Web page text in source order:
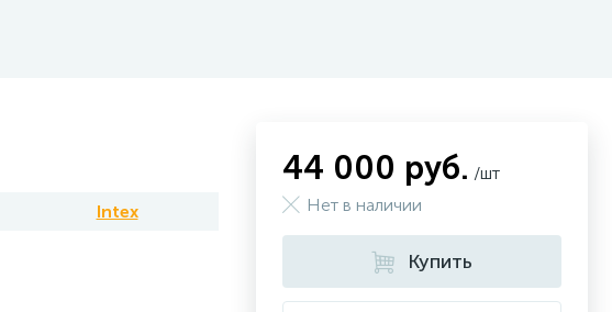
Intex
44 000 руб. /шт
Нет в наличии
Купить